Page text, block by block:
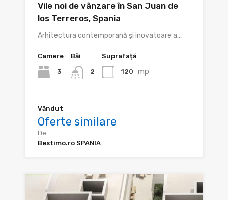
Vile noi de vânzare în San Juan de
los Terreros, Spania
Arhitectura contemporană și inovatoare a…
Camere
3
Băi
2
Suprafață
120 mp
Văndut
Oferte similare
De
Bestimo.ro SPANIA